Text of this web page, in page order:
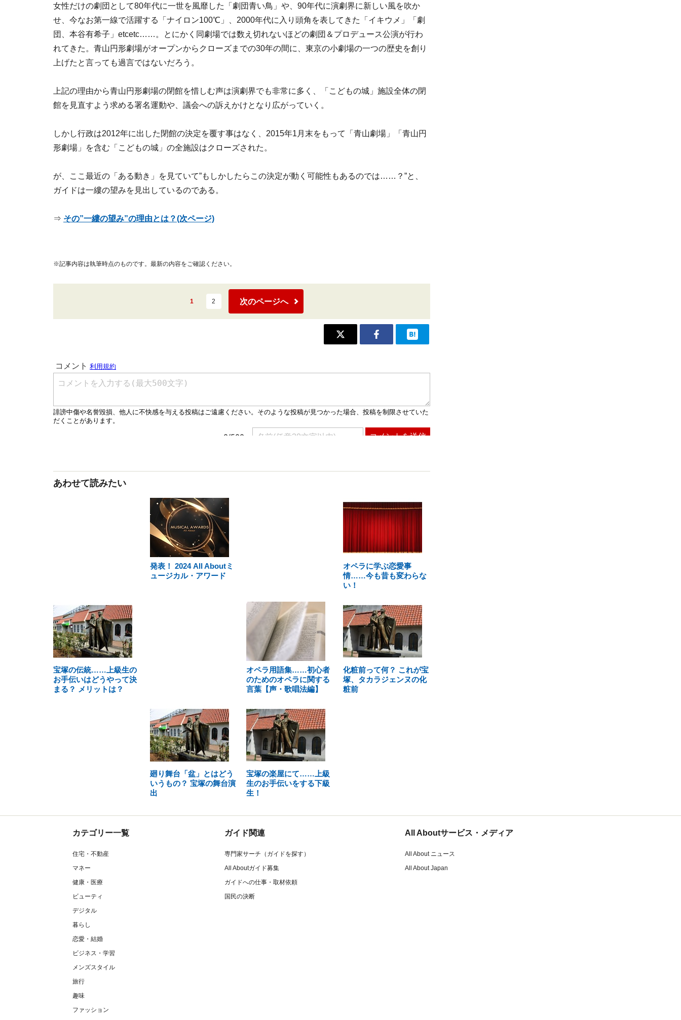
女性だけの劇団として80年代に一世を風靡した「劇団青い鳥」や、90年代に演劇界に新しい風を吹か
せ、今なお第一線で活躍する「ナイロン100℃」、2000年代に入り頭角を表してきた「イキウメ」「劇
団、本谷有希子」etcetc……。とにかく同劇場では数え切れないほどの劇団＆プロデュース公演が行わ
れてきた。青山円形劇場がオープンからクローズまでの30年の間に、東京の小劇場の一つの歴史を創り
上げたと言っても過言ではないだろう。
上記の理由から青山円形劇場の閉館を惜しむ声は演劇界でも非常に多く、「こどもの城」施設全体の閉
館を見直すよう求める署名運動や、議会への訴えかけとなり広がっていく。
しかし行政は2012年に出した閉館の決定を覆す事はなく、2015年1月末をもって「青山劇場」「青山円
形劇場」を含む「こどもの城」の全施設はクローズされた。
が、ここ最近の「ある動き」を見ていて”もしかしたらこの決定が動く可能性もあるのでは……？”と、
ガイドは一縷の望みを見出しているのである。
⇒ その”一縷の望み”の理由とは？(次ページ)
※記事内容は執筆時点のものです。最新の内容をご確認ください。
1 2 次のページへ
あわせて読みたい
発表！ 2024 All Aboutミ
ュージカル・アワード
オペラに学ぶ恋愛事
情……今も昔も変わらな
い！
宝塚の伝統……上級生の
お手伝いはどうやって決
まる？ メリットは？
オペラ用語集……初心者
のためのオペラに関する
言葉【声・歌唱法編】
化粧前って何？ これが宝
塚、タカラジェンヌの化
粧前
廻り舞台「盆」とはどう
いうもの？ 宝塚の舞台演
出
宝塚の楽屋にて……上級
生のお手伝いをする下級
生！
カテゴリー一覧
住宅・不動産
マネー
健康・医療
ビューティ
デジタル
暮らし
恋愛・結婚
ビジネス・学習
メンズスタイル
旅行
趣味
ファッション
ガイド関連
専門家サーチ（ガイドを探す）
All Aboutガイド募集
ガイドへの仕事・取材依頼
国民の決断
All Aboutサービス・メディア
All About ニュース
All About Japan